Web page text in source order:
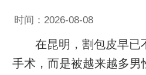
时间：2026-08-08
在昆明，割包皮早已
手术，而是被越来越多男